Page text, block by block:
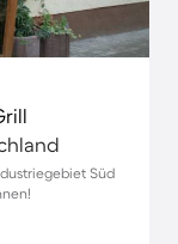
Süd